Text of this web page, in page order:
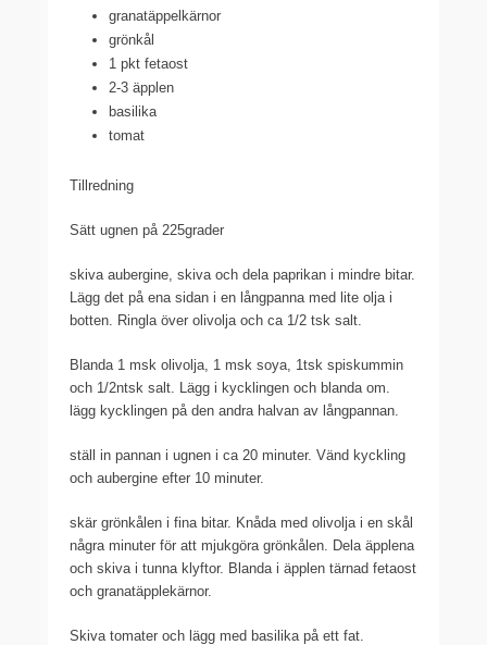
granatäppelkärnor
grönkål
1 pkt fetaost
2-3 äpplen
basilika
tomat
Tillredning
Sätt ugnen på 225grader
skiva aubergine, skiva och dela paprikan i mindre bitar.
Lägg det på ena sidan i en långpanna med lite olja i
botten. Ringla över olivolja och ca 1/2 tsk salt.
Blanda 1 msk olivolja, 1 msk soya, 1tsk spiskummin
och 1/2ntsk salt. Lägg i kycklingen och blanda om.
lägg kycklingen på den andra halvan av långpannan.
ställ in pannan i ugnen i ca 20 minuter. Vänd kyckling
och aubergine efter 10 minuter.
skär grönkålen i fina bitar. Knåda med olivolja i en skål
några minuter för att mjukgöra grönkålen. Dela äpplena
och skiva i tunna klyftor. Blanda i äpplen tärnad fetaost
och granatäpplekärnor.
Skiva tomater och lägg med basilika på ett fat.